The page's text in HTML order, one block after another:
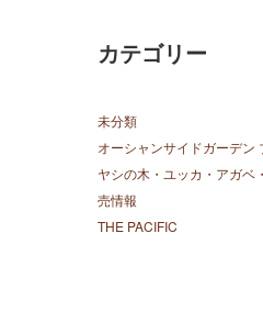
カテゴリー
未分類
オーシャンサイドガーデン
ヤシの木・ユッカ・アガベ
売情報
THE PACIFIC